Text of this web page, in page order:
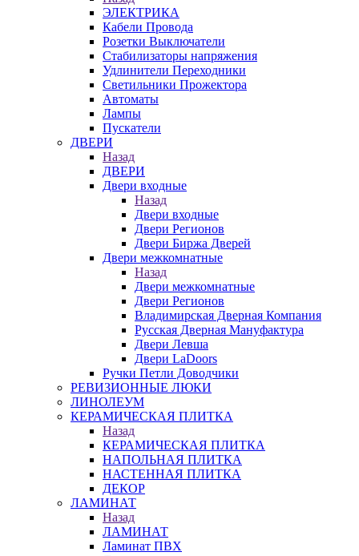
ЭЛЕКТРИКА
Кабели Провода
Розетки Выключатели
Стабилизаторы напряжения
Удлинители Переходники
Светильники Прожектора
Автоматы
Лампы
Пускатели
ДВЕРИ
Назад
ДВЕРИ
Двери входные
Назад
Двери входные
Двери Регионов
Двери Биржа Дверей
Двери межкомнатные
Назад
Двери межкомнатные
Двери Регионов
Владимирская Дверная Компания
Русская Дверная Мануфактура
Двери Левша
Двери LaDoors
Ручки Петли Доводчики
РЕВИЗИОННЫЕ ЛЮКИ
ЛИНОЛЕУМ
КЕРАМИЧЕСКАЯ ПЛИТКА
Назад
КЕРАМИЧЕСКАЯ ПЛИТКА
НАПОЛЬНАЯ ПЛИТКА
НАСТЕННАЯ ПЛИТКА
ДЕКОР
ЛАМИНАТ
Назад
ЛАМИНАТ
Ламинат ПВХ